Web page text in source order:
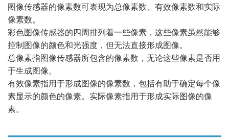
图像传感器的像素数可表现为总像素数、有效像素数和实际
像素数。
彩色图像传感器的四周排列着一些像素，这些像素虽然能够
控制图像的颜色和光强度，但无法直接形成图像。
总像素指图像传感器所包含的像素数，无论这些像素是否用
于生成图像。
有效像素指用于形成图像的像素数，包括有助于确定每个像
素显示的颜色的像素。实际像素指用于形成实际图像的像
素。